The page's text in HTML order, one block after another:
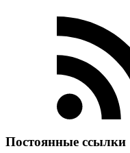
Постоянные ссылки